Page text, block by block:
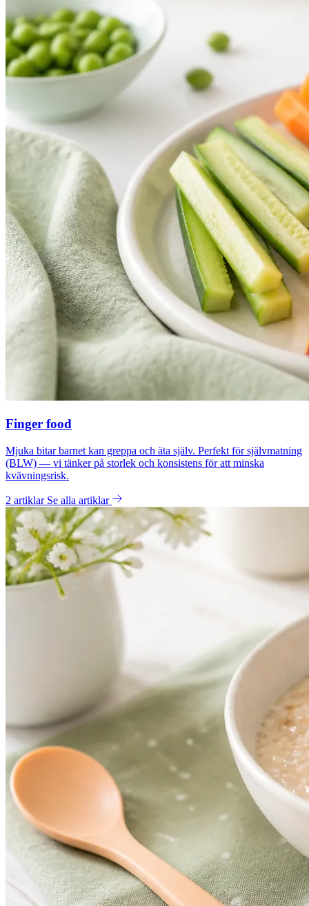
Finger food
Mjuka bitar barnet kan greppa och äta själv. Perfekt för självmatning
(BLW) — vi tänker på storlek och konsistens för att minska
kvävningsrisk.
2 artiklar Se alla artiklar